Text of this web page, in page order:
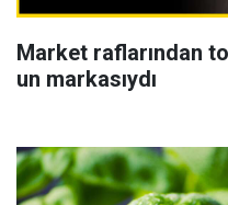
Market raflarından
un markasıydı